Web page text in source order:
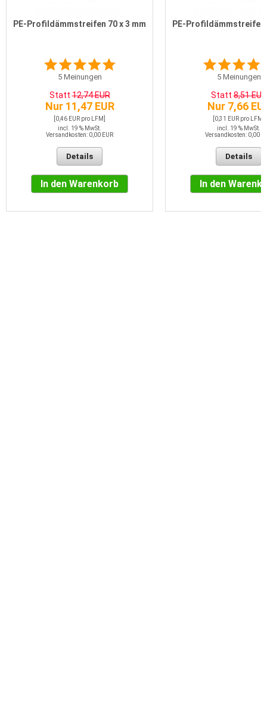
PE-Profildämmstreifen 70 x 3 mm
5Meinungen
Statt12,74 EUR
Nur 11,47 EUR
[0,46 EUR pro LFM]
incl. 19 % MwSt.
Versandkosten: 0,00 EUR
Details
In den Warenkorb
PE-Profildämmstreifen
5Meinungen
Statt8,51 EUR
Nur 7,66
[0,31 EUR pro LFM]
incl. 19 % MwSt.
Versandkosten: 0,00
Details
In den